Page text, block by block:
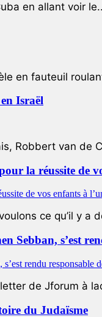
en allant voir
en fauteuil
Israël
Robbert van de
la réussite de
ce qu’il y a
Sebban, s’est
de Jforum à
du Judaïsme